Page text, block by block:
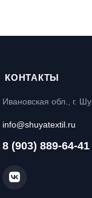
КОНТАКТЫ
Ивановская обл., г.
info@shuyatextil.ru
8 (903) 889-64-41